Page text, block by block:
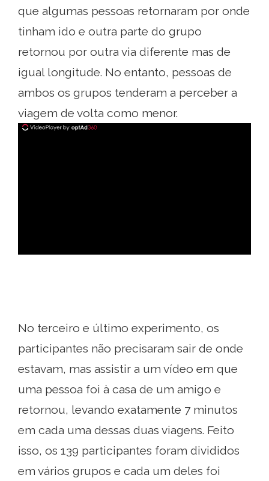
que algumas pessoas retornaram por onde
tinham ido e outra parte do grupo
retornou por outra via diferente mas de
igual longitude. No entanto, pessoas de
ambos os grupos tenderam a perceber a
viagem de volta como menor.
No terceiro e último experimento, os
participantes não precisaram sair de onde
estavam, mas assistir a um vídeo em que
uma pessoa foi à casa de um amigo e
retornou, levando exatamente 7 minutos
em cada uma dessas duas viagens. Feito
isso, os 139 participantes foram divididos
em vários grupos e cada um deles foi